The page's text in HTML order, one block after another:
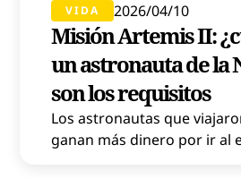
VIDA 2026/04/10
Misión Artemis II:
un astronauta de la
son los requisitos
Los astronautas que
ganan más dinero por ir al